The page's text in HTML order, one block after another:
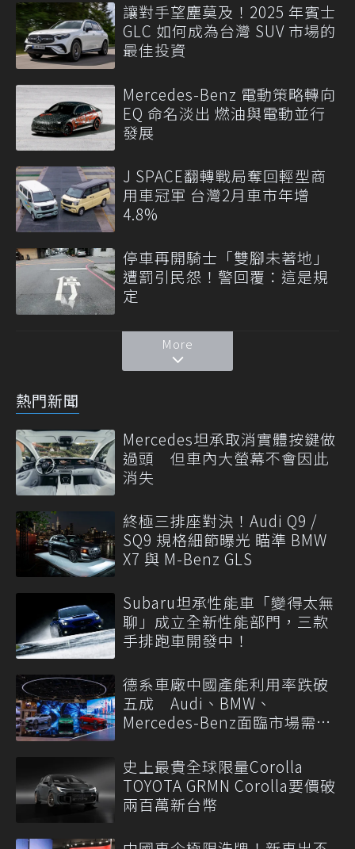
讓對手望塵莫及！2025 年賓士
GLC 如何成為台灣 SUV 市場的
最佳投資
Mercedes-Benz 電動策略轉向
EQ 命名淡出 燃油與電動並行
發展
J SPACE翻轉戰局奪回輕型商
用車冠軍 台灣2月車市年增
4.8%
停車再開騎士「雙腳未著地」
遭罰引民怨！警回覆：這是規
定
More
熱門新聞
Mercedes坦承取消實體按鍵做
過頭 但車內大螢幕不會因此
消失
終極三排座對決！Audi Q9 /
SQ9 規格細節曝光 瞄準 BMW
X7 與 M-Benz GLS
Subaru坦承性能車「變得太無
聊」成立全新性能部門，三款
手排跑車開發中！
德系車廠中國產能利用率跌破
五成 Audi、BMW、
Mercedes-Benz面臨市場需求
史上最貴全球限量Corolla
TOYOTA GRMN Corolla要價破
兩百萬新台幣